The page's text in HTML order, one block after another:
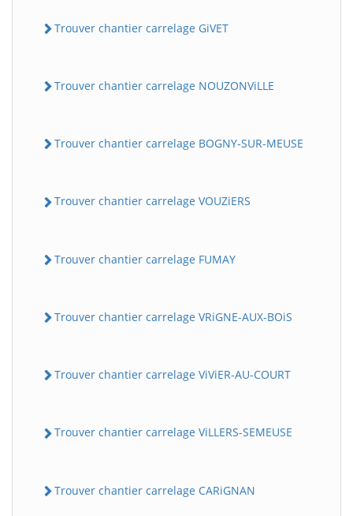
Trouver chantier carrelage GiVET
Trouver chantier carrelage NOUZONViLLE
Trouver chantier carrelage BOGNY-SUR-MEUSE
Trouver chantier carrelage VOUZiERS
Trouver chantier carrelage FUMAY
Trouver chantier carrelage VRiGNE-AUX-BOiS
Trouver chantier carrelage ViViER-AU-COURT
Trouver chantier carrelage ViLLERS-SEMEUSE
Trouver chantier carrelage CARiGNAN